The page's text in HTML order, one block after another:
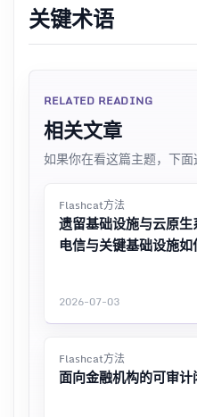
关键术语
RELATED READING
相关文章
如果你在看这篇主题，下面
Flashcat方法
遗留基础设施与云原生
电信与关键基础设施
2026-07-03
Flashcat方法
面向金融机构的可审